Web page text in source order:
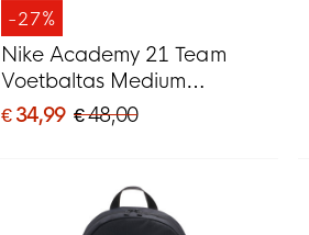
-27%
Nike Academy 21 Team
Voetbaltas Medium
Schoenenvak Zwart
€ 34,99 € 48,00